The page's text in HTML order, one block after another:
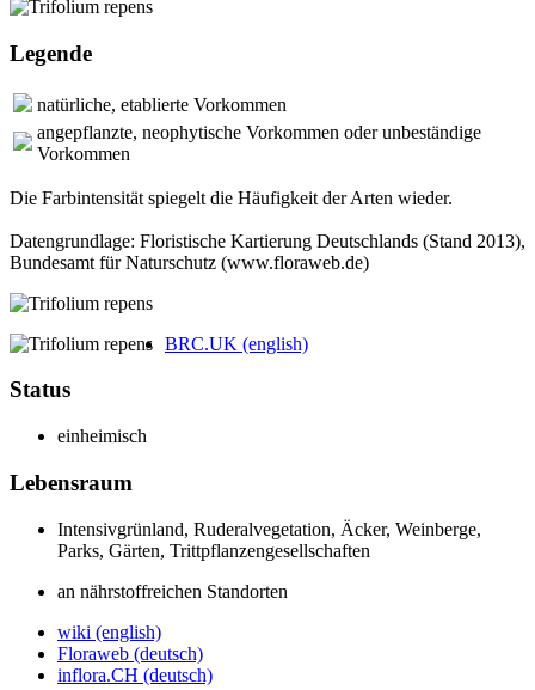
Legende
natürliche, etablierte Vorkommen
angepflanzte, neophytische Vorkommen oder unbeständige
Vorkommen
Die Farbintensität spiegelt die Häufigkeit der Arten wieder.
Datengrundlage: Floristische Kartierung Deutschlands (Stand 2013),
Bundesamt für Naturschutz (www.floraweb.de)
Status
einheimisch
Lebensraum
Intensiv­grün­land, Ruderal­vegetation, Äcker, Wein­berge,
Parks, Gärten, Trittpflanzengesellschaften
an nährstoffreichen Standorten
BRC.UK (english)
wiki (english)
Floraweb (deutsch)
inflora.CH (deutsch)